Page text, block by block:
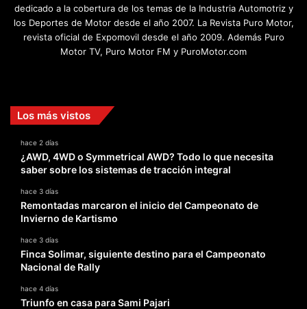
dedicado a la cobertura de los temas de la Industria Automotriz y
los Deportes de Motor desde el año 2007. La Revista Puro Motor,
revista oficial de Expomovil desde el año 2009. Además Puro
Motor TV, Puro Motor FM y PuroMotor.com
Los más vistos
hace 2 días
¿AWD, 4WD o Symmetrical AWD? Todo lo que necesita
saber sobre los sistemas de tracción integral
hace 3 días
Remontadas marcaron el inicio del Campeonato de
Invierno de Kartismo
hace 3 días
Finca Solimar, siguiente destino para el Campeonato
Nacional de Rally
hace 4 días
Triunfo en casa para Sami Pajari